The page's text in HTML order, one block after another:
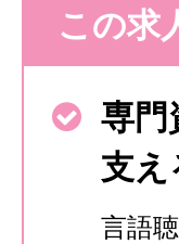
この求
専門
支え
言語